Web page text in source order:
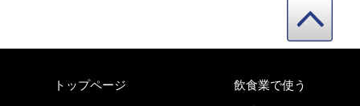
トップページ
飲食業で使う